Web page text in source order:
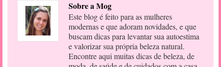
Sobre a Mog
Este blog é feito para as mulheres
modernas e que adoram novidades, e que
buscam dicas para levantar sua autoestima
e valorizar sua própria beleza natural.
Encontre aqui muitas dicas de beleza, de